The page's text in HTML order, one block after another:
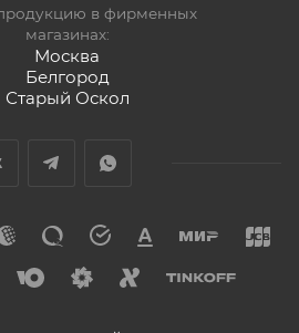
в фирменных
магазинах:
Москва
Белгород
Старый Оскол